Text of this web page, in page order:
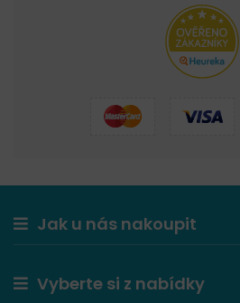
Jak u nás nakoupit
Vyberte si z nabídky